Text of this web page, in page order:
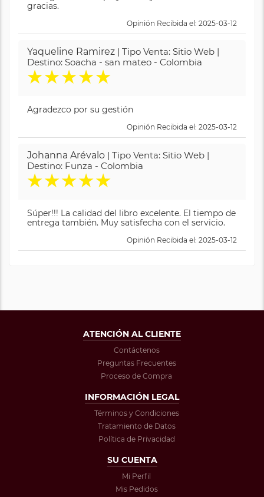
gracias.
Opinión Recibida el: 2025-03-12
Yaqueline Ramirez | Tipo Venta: Sitio Web |
Destino: Soacha - san mateo - Colombia
★★★★★
Agradezco por su gestión
Opinión Recibida el: 2025-03-12
Johanna Arévalo | Tipo Venta: Sitio Web |
Destino: Funza - Colombia
★★★★★
Súper!!! La calidad del libro excelente. El tiempo de
entrega también. Muy satisfecha con el servicio.
Opinión Recibida el: 2025-03-12
ATENCIÓN AL CLIENTE
Contáctenos
Preguntas Frecuentes
Proceso de Compra
INFORMACIÓN LEGAL
Términos y Condiciones
Tratamiento de Datos
Política de Privacidad
SU CUENTA
Mi Perfil
Mis Pedidos